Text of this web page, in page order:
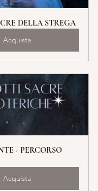
DELLA STREGA
Acquista
- PERCORSO
Acquista